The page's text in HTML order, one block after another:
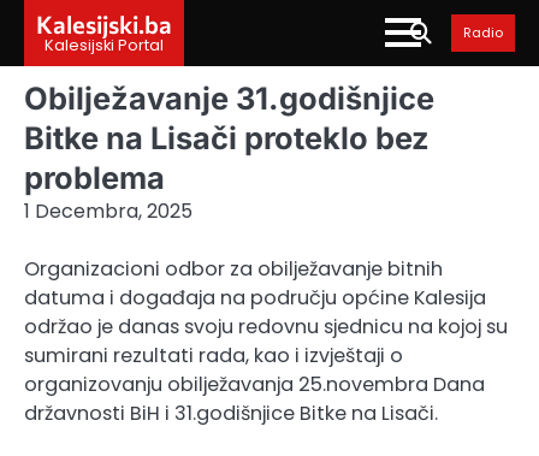
content
Kalesijski.ba
Kalesijski Portal
Radio
Obilježavanje 31.godišnjice
Bitke na Lisači proteklo bez
problema
1 Decembra, 2025
Organizacioni odbor za obilježavanje bitnih
datuma i događaja na području općine Kalesija
održao je danas svoju redovnu sjednicu na kojoj su
sumirani rezultati rada, kao i izvještaji o
organizovanju obilježavanja 25.novembra Dana
državnosti BiH i 31.godišnjice Bitke na Lisači.